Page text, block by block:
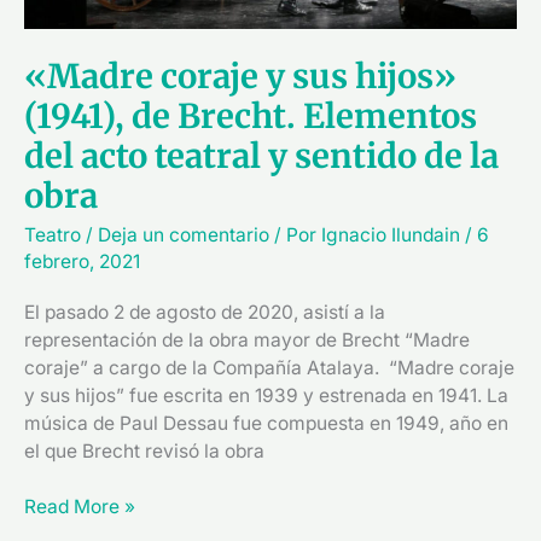
«Madre coraje y sus hijos»
(1941), de Brecht. Elementos
del acto teatral y sentido de la
obra
Teatro / Deja un comentario / Por Ignacio Ilundain / 6
febrero, 2021
El pasado 2 de agosto de 2020, asistí a la
representación de la obra mayor de Brecht “Madre
coraje” a cargo de la Compañía Atalaya. “Madre coraje
y sus hijos” fue escrita en 1939 y estrenada en 1941. La
música de Paul Dessau fue compuesta en 1949, año en
el que Brecht revisó la obra
sentido
de
la
obra
Read More »